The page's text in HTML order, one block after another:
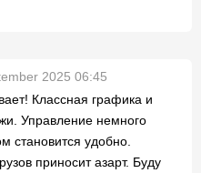
2025 06:45
Классная графика и
Управление немного
становится удобно.
приносит азарт. Буду